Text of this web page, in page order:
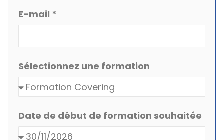
E-mail *
Sélectionnez une formation
Date de début de formation souhaitée